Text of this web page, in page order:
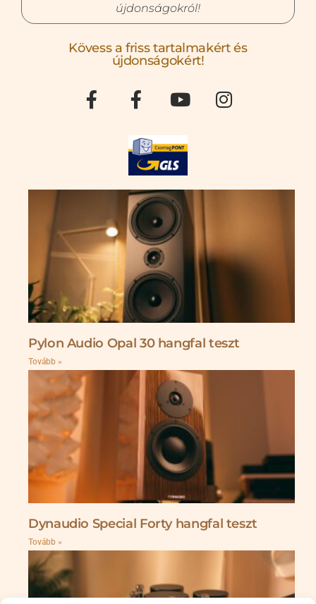
újdonságokról!
Kövess a friss tartalmakért és
újdonságokért!
Pylon Audio Opal 30 hangfal teszt
Tovább »
Dynaudio Special Forty hangfal teszt
Tovább »